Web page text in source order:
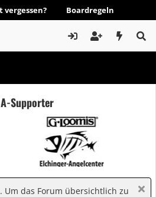
vergessen? Boardregeln
Supporter
Um das Forum übersichtlich zu